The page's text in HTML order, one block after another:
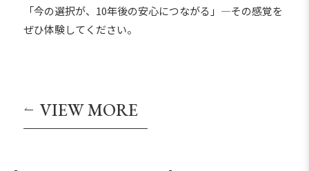
「今の選択が、10年後の安心につながる」―その感覚を
ぜひ体験してください。
VIEW MORE